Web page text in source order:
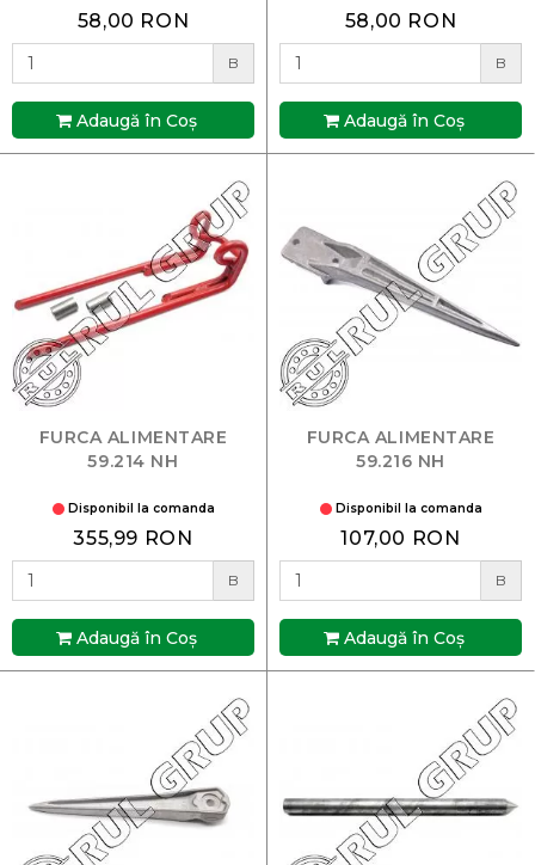
58,00 RON
B
Adaugă în Coş
58,00 RON
B
Adaugă în Coş
FURCA ALIMENTARE
59.214 NH
Disponibil la comanda
355,99 RON
B
Adaugă în Coş
FURCA ALIMENTARE
59.216 NH
Disponibil la comanda
107,00 RON
B
Adaugă în Coş